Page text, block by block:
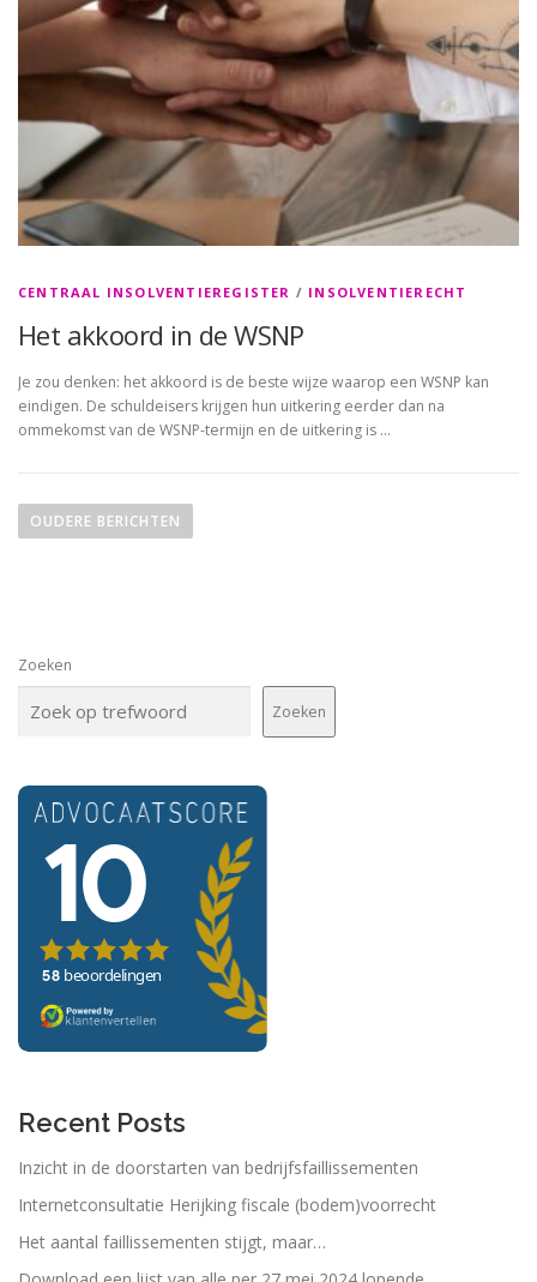
CENTRAAL INSOLVENTIEREGISTER / INSOLVENTIERECHT
Het akkoord in de WSNP
Je zou denken: het akkoord is de beste wijze waarop een WSNP kan
eindigen. De schuldeisers krijgen hun uitkering eerder dan na
ommekomst van de WSNP-termijn en de uitkering is …
e
t
e
a
OUDERE BERICHTEN
Zoeken
Zoeken
Recent Posts
Inzicht in de doorstarten van bedrijfsfaillissementen
Internetconsultatie Herijking fiscale (bodem)voorrecht
Het aantal faillissementen stijgt, maar…